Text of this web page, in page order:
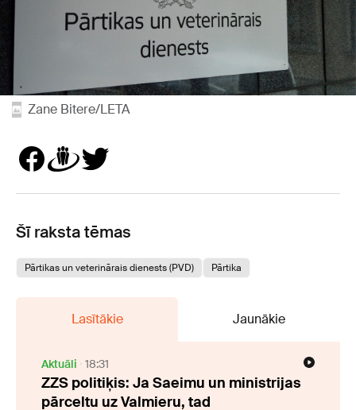
Zane Bitere/LETA
Šī raksta tēmas
Pārtikas un veterinārais dienests (PVD) Pārtika
Lasītākie Jaunākie
Aktuāli 18:31
ZZS politiķis: Ja Saeimu un ministrijas
pārceltu uz Valmieru, tad